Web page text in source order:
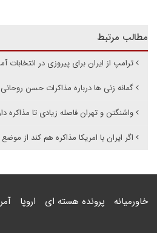
مطالب مرتبط
ترامپ از ایران برای پیروزی در
گمانه زنی ها درباره مذاکرات حسن
واشنگتن و تهران فاصله زیادی تا مذاکره
اگر ایران با امریکا مذاکره هم کند از
خاورمیانه پرونده هسته ای اروپا